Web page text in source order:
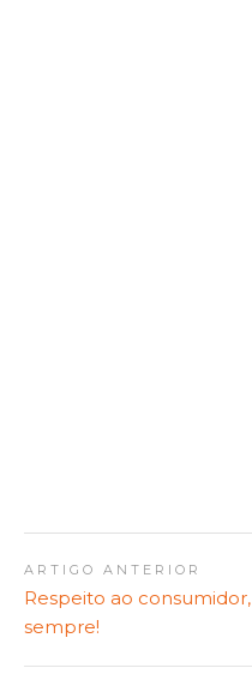
ARTIGO ANTERIOR
Respeito ao consumidor,
sempre!